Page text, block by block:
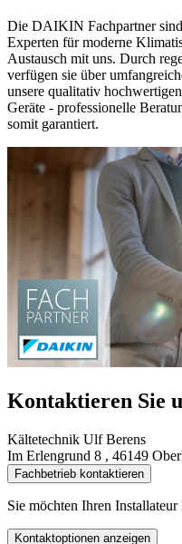
Die DAIKIN Fachpartner
Experten für moderne
Austausch mit uns. Durch
verfügen sie über
unsere qualitativ
Geräte - professionelle
somit garantiert.
Kontaktieren Sie
Kältetechnik Ulf Berens
Im Erlengrund 8 , 46149
Fachbetrieb kontaktieren
Sie möchten Ihren
Kontaktoptionen anzeigen